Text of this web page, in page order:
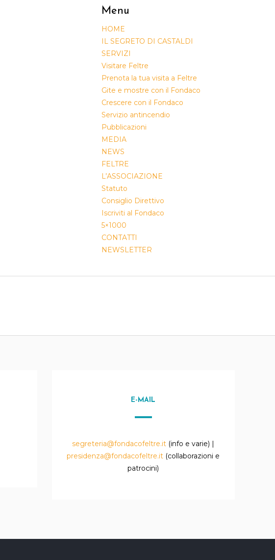
Menu
HOME
IL SEGRETO DI CASTALDI
SERVIZI
Visitare Feltre
Prenota la tua visita a Feltre
Gite e mostre con il Fondaco
Crescere con il Fondaco
Servizio antincendio
Pubblicazioni
MEDIA
NEWS
FELTRE
L’ASSOCIAZIONE
Statuto
Consiglio Direttivo
Iscriviti al Fondaco
5×1000
CONTATTI
NEWSLETTER
E-MAIL
segreteria@fondacofeltre.it (info e varie) |
presidenza@fondacofeltre.it (collaborazioni e
patrocini)